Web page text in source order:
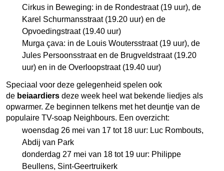
Cirkus in Beweging: in de Rondestraat (19 uur), de
Karel Schurmansstraat (19.20 uur) en de
Opvoedingstraat (19.40 uur)
Murga çava: in de Louis Woutersstraat (19 uur), de
Jules Persoonsstraat en de Brugveldstraat (19.20
uur) en in de Overloopstraat (19.40 uur)
Speciaal voor deze gelegenheid spelen ook
de beiaardiers deze week heel wat bekende liedjes als
opwarmer. Ze beginnen telkens met het deuntje van de
populaire TV-soap Neighbours. Een overzicht:
woensdag 26 mei van 17 tot 18 uur: Luc Rombouts,
Abdij van Park
donderdag 27 mei van 18 tot 19 uur: Philippe
Beullens, Sint-Geertruikerk